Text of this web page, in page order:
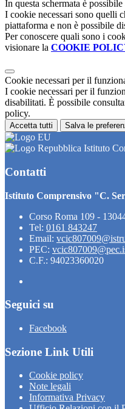
In questa schermata è
I cookie necessari sono quelli
piattaforma e non è possibile
Per conoscere quali sono i
visionare la COOKIE
Cookie necessari per il
I cookie necessari per il
disabilitati. È possibile
policy.
Accetta tutti Salva le
Istituto
Contatti
Istituto Comprensivo "C.
Corso Roma 109 -
Tel: 0161 843247
Email:
PEC:
C.F.: 94023360020
Seguici su
Facebook
Sezione Link Utili
Cookie policy
Note legali
Informativa Privacy